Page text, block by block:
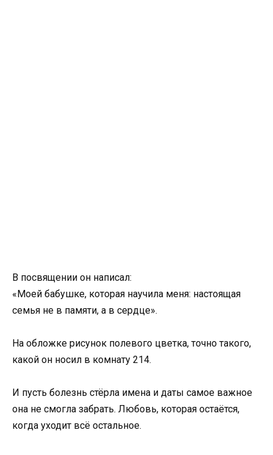
В посвящении он написал:
«Моей бабушке, которая научила меня: настоящая
семья не в памяти, а в сердце».
На обложке рисунок полевого цветка, точно такого,
какой он носил в комнату 214.
И пусть болезнь стёрла имена и даты самое важное
она не смогла забрать. Любовь, которая остаётся,
когда уходит всё остальное.